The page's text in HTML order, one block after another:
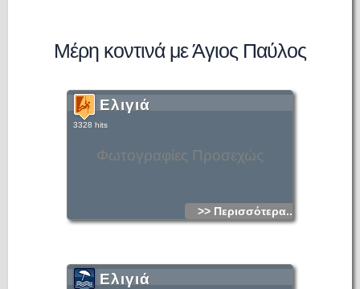
Μέρη κοντινά με Άγιος Παύλος
Φωτογραφίες Προσεχώς
Ελιγιά
3328 hits
>> Περισσότερα...
Ελιγιά